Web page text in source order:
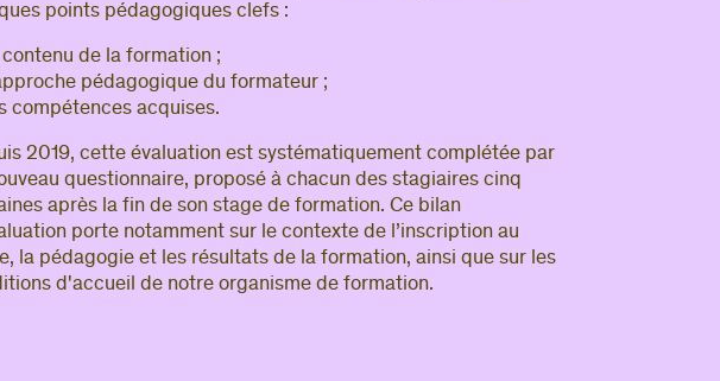
connectez-vous pour accéder à votre compte.
Adresse e-mail
Mot de passe
Se connecter
Mot de passe oublié ?
points pédagogiques clefs :
contenu de la formation ;
pédagogique du formateur ;
compétences acquises.
2019, cette évaluation est systématiquement complétée par
questionnaire, proposé à chacun des stagiaires cinq
après la fin de son stage de formation. Ce bilan
porte notamment sur le contexte de l’inscription au
la pédagogie et les résultats de la formation, ainsi que sur les
d'accueil de notre organisme de formation.